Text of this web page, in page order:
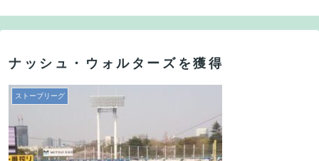
ナッシュ・ウォルターズを獲得
ストーブリーグ